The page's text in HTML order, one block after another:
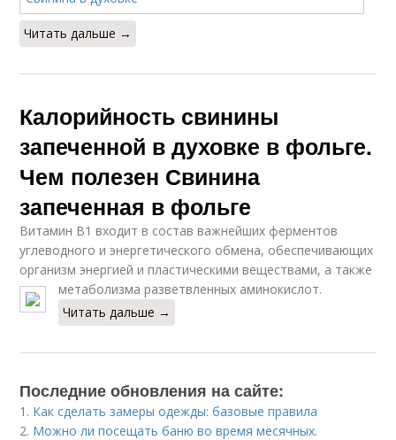
Читать дальше →
Калорийность свинины
запеченной в духовке в фольге.
Чем полезен Свинина
запеченная в фольге
Витамин В1 входит в состав важнейших ферментов
углеводного и энергетического обмена, обеспечивающих
организм энергией и пластическими веществами, а также
метаболизма разветвленных аминокислот.
Читать дальше →
Последние обновления на сайте:
1. Как сделать замеры одежды: базовые правила
2. Можно ли посещать баню во время месячных.